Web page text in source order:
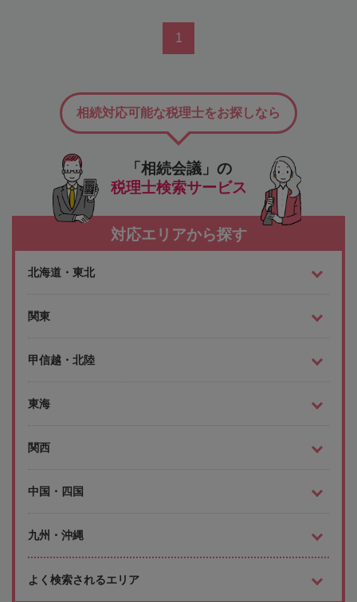
1
「相続会議」の
税理士検索サービス
相続対応可能な税理士をお探しなら
対応エリアから探す
北海道・東北
関東
甲信越・北陸
東海
関西
中国・四国
九州・沖縄
よく検索されるエリア